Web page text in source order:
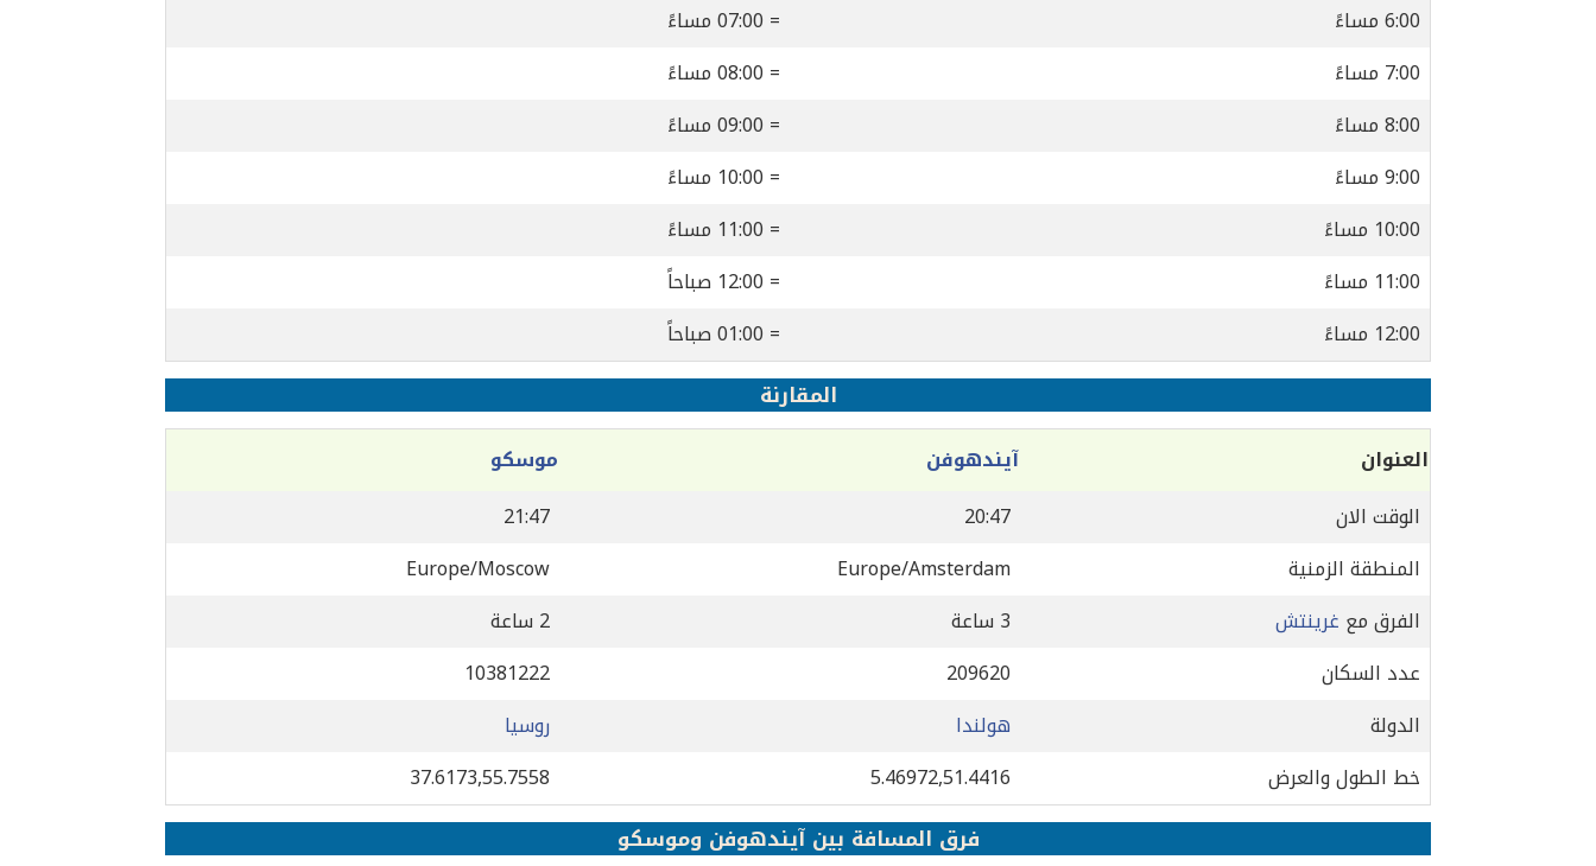
6:00 مساءً
= 07:00 مساءً
7:00 مساءً
= 08:00 مساءً
8:00 مساءً
= 09:00 مساءً
9:00 مساءً
= 10:00 مساءً
10:00 مساءً
= 11:00 مساءً
11:00 مساءً
= 12:00 صباحاً
12:00 مساءً
= 01:00 صباحاً
المقارنة
العنوان آيندهوفن
موسكو
الوقت الان
20:47
21:47
المنطقة الزمنية
Europe/Amsterdam
Europe/Moscow
الفرق مع غرينتش 3 ساعة
2 ساعة
عدد السكان
209620
10381222
الدولة
هولندا
روسيا
خط الطول والعرض
5.46972,51.4416
37.6173,55.7558
فرق المسافة بين آيندهوفن وموسكو